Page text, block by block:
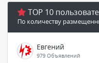
TOP 10
По количеству
Евгений
979 Объявлений